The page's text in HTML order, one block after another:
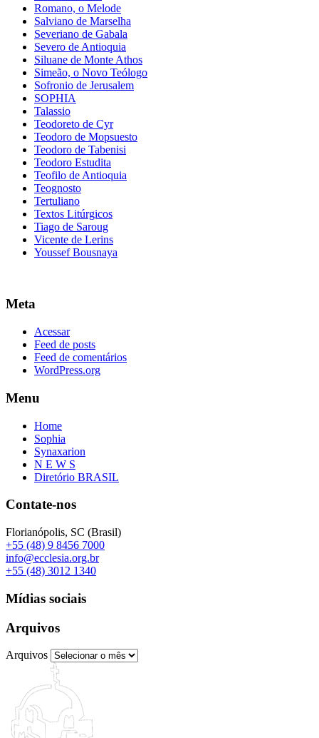
Romano, o Melode
Salviano de Marselha
Severiano de Gabala
Severo de Antioquia
Siluane de Monte Athos
Simeão, o Novo Teólogo
Sofronio de Jerusalem
SOPHIA
Talassio
Teodoreto de Cyr
Teodoro de Mopsuesto
Teodoro de Tabenisi
Teodoro Estudita
Teofilo de Antioquia
Teognosto
Tertuliano
Textos Litúrgicos
Tiago de Saroug
Vicente de Lerins
Youssef Bousnaya
Meta
Acessar
Feed de posts
Feed de comentários
WordPress.org
Menu
Home
Sophia
Synaxarion
N E W S
Diretório BRASIL
Contate-nos
Florianópolis, SC (Brasil)
+55 (48) 9 8456 7000
info@ecclesia.org.br
+55 (48) 3012 1340
Mídias sociais
Arquivos
Arquivos